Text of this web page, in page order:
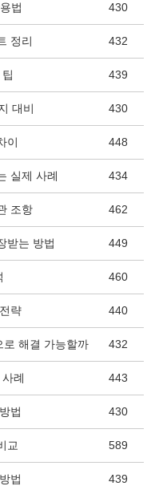
법 430
정리 432
439
대비 430
이 448
실제 사례 434
조항 462
받는 방법 449
460
략 440
로 해결 가능할까 432
례 443
법 430
교 589
법 439